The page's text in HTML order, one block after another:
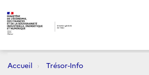
Accueil Trésor-Info